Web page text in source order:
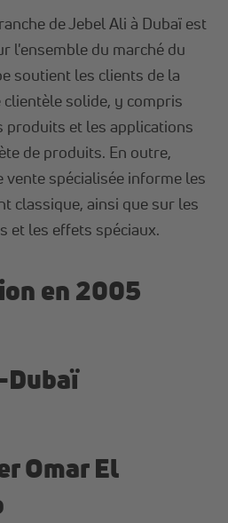
de Jebel Ali à Dubaï est
l'ensemble du marché du
soutient les clients de la
clientèle solide, y compris
produits et les applications
de produits. En outre,
vente spécialisée informe les
classique, ainsi que sur les
et les effets spéciaux.
en 2005
Omar El